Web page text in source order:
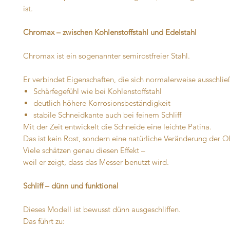
ist.
Chromax – zwischen Kohlenstoffstahl und Edelstahl
Chromax ist ein sogenannter semirostfreier Stahl.
Er verbindet Eigenschaften, die sich normalerweise
Schärfegefühl wie bei Kohlenstoffstahl
deutlich höhere Korrosionsbeständigkeit
stabile Schneidkante auch bei feinem Schliff
Mit der Zeit entwickelt die Schneide eine leichte Patina.
Das ist kein Rost, sondern eine natürliche Veränderung der
Viele schätzen genau diesen Effekt –
weil er zeigt, dass das Messer benutzt wird.
Schliff – dünn und funktional
Dieses Modell ist bewusst dünn ausgeschliffen.
Das führt zu: